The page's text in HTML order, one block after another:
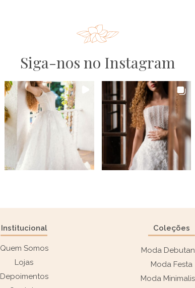
Siga-nos no Instagram
Institucional
Quem Somos
Lojas
Depoimentos
Coleções
Moda
Moda Festa
Moda